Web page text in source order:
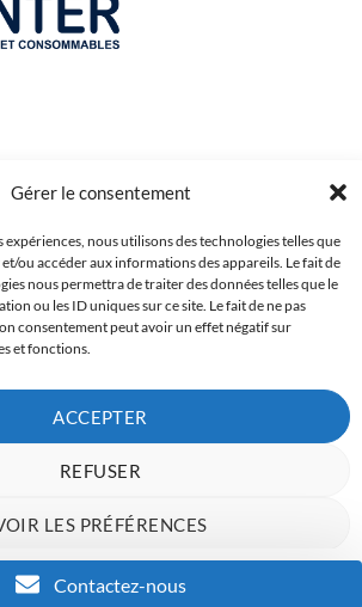
Gérer le consentement
nous utilisons des technologies telles que
ou accéder aux informations des appareils. Le fait de
nous permettra de traiter des données telles que le
ou les ID uniques sur ce site. Le fait de ne pas
consentement peut avoir un effet négatif sur
et fonctions.
ACCEPTER
REFUSER
LES PRÉFÉRENCES
Politique de confidentialité
© Inkcenter - Webdesign byMedia84
Contactez-nous